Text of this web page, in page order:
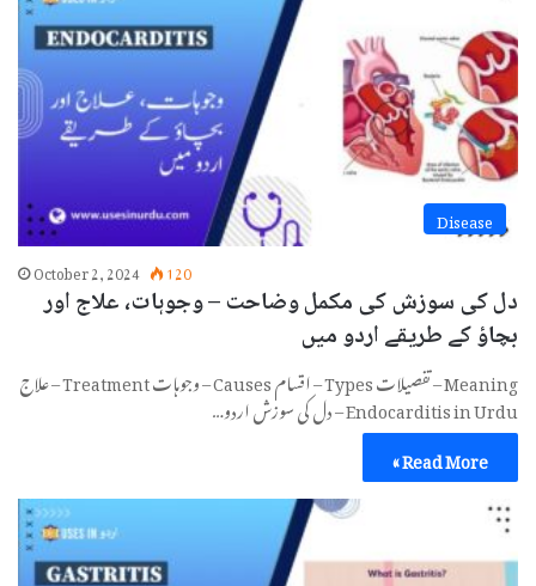
Disease
October 2, 2024 120
دل کی سوزش کی مکمل وضاحت – وجوہات، علاج اور
بچاؤ کے طریقے اردو میں
Meaning – تفصیلات Types – اقسام Causes – وجوہات Treatment – علاج
Endocarditis in Urdu – دل کی سوزش اردو…
Read More »